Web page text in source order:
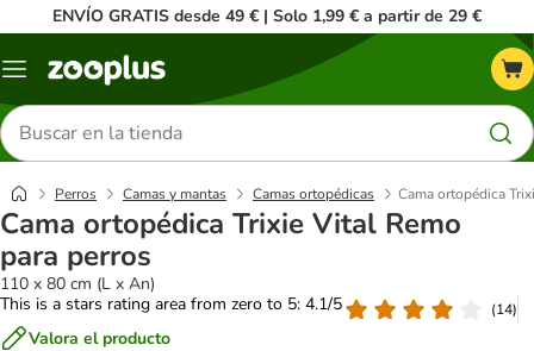
ENVÍO GRATIS desde 49 € | Solo 1,99 € a partir de 29 €
Menú
Buscar
productos
Perros Camas y mantas Camas ortopédicas Cama ortopédica
Cama ortopédica Trixie Vital Remo
para perros
110 x 80 cm (L x An)
This is a stars rating area from zero to 5: 4.1/5
(14)
Valora el producto